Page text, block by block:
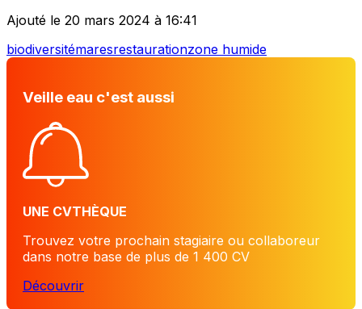
Ajouté le 20 mars 2024 à 16:41
biodiversitémaresrestaurationzone humide
Veille eau c'est aussi
UNE CVTHÈQUE
Trouvez votre prochain stagiaire ou collaboreur
dans notre base de plus de 1 400 CV
Découvrir